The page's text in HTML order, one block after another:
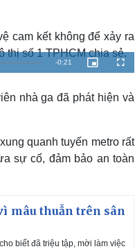
cam kết không để xảy ra
số 1 TPHCM chia sẻ.
R
m
i
n
-0:21
P
i
u
r
P
F
u
c
nhà ga đã phát hiện và
quanh tuyến metro rất
sự cố, đảm bảo an toàn
mâu thuẫn trên sân
biết đã triệu tập, mời làm việc